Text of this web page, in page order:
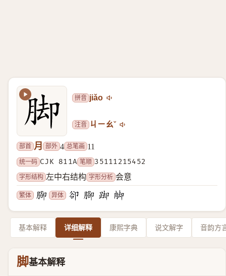
拼音 jiǎo
注音 ㄐㄧㄠˇ
部首 月 部外 4 总笔画 11
统一码 CJK 811A 笔顺 35111215452
字形结构 左中右结构 字形分析 会意
繁体 异体
基本解释 详细解释 康熙字典 说文解字 音韵方
脚基本解释